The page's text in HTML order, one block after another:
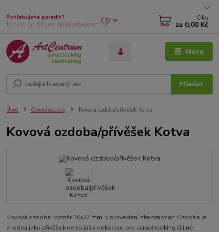
Menu
CZK
Hledat
Potřebujete poradit?
Jsme tu pro Vás na info@artcentrum.net
0 ks
za 0,00 Kč
Úvod Kovové ozdoby Kovová ozdoba/přívěšek Kotva
Kovová ozdoba/přívěšek Kotva
Kovová ozdoba rozměr 30x32 mm, v provedení staromosaz. Ozdoba je
vhodná jako přívěšek nebo jako dekorace pro scrapbooking či jiné